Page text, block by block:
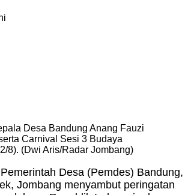
Desa Bandung Anang Fauzi
Carnival Sesi 3 Budaya
8). (Dwi Aris/Radar Jombang)
Desa (Pemdes) Bandung,
Jombang menyambut peringatan